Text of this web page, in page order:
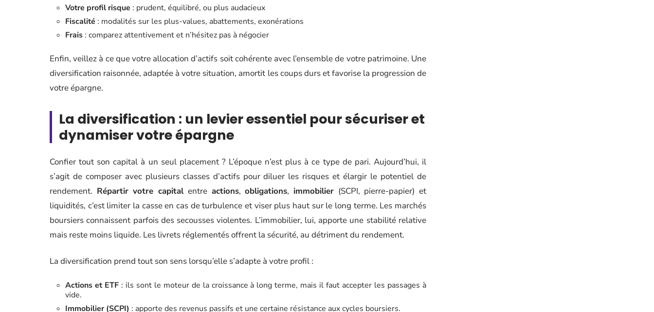
Votre profil risque : prudent, équilibré, ou plus audacieux
Fiscalité : modalités sur les plus-values, abattements, exonérations
Frais : comparez attentivement et n’hésitez pas à négocier
Enfin, veillez à ce que votre allocation d’actifs soit cohérente avec l’ensemble de votre patrimoine. Une
diversification raisonnée, adaptée à votre situation, amortit les coups durs et favorise la progression de
votre épargne.
La diversification : un levier essentiel pour sécuriser et
dynamiser votre épargne
Confier tout son capital à un seul placement ? L’époque n’est plus à ce type de pari. Aujourd’hui, il
s’agit de composer avec plusieurs classes d’actifs pour diluer les risques et élargir le potentiel de
rendement. Répartir votre capitalentre actions,obligations, immobilier(SCPI, pierre-papier) et
liquidités, c’est limiter la casse en cas de turbulence et viser plus haut sur le long terme. Les marchés
boursiers connaissent parfois des secousses violentes. L’immobilier, lui, apporte une stabilité relative
mais reste moins liquide. Les livrets réglementés offrent la sécurité, au détriment du rendement.
La diversification prend tout son sens lorsqu’elle s’adapte à votre profil :
Actions et ETF: ils sont le moteur de la croissance à long terme, mais il faut accepter les passages à
vide.
Immobilier (SCPI) : apporte des revenus passifs et une certaine résistance aux cycles boursiers.